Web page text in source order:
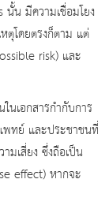
น มีความเชื่อมโยง
ตุโดยตรงก็ตาม แต่
risk) และ
นเอกสารกำกับการ
พทย์ และประชาชนที่
มเสี่ยง ซึ่งถือเป็น
effect) หากจะ